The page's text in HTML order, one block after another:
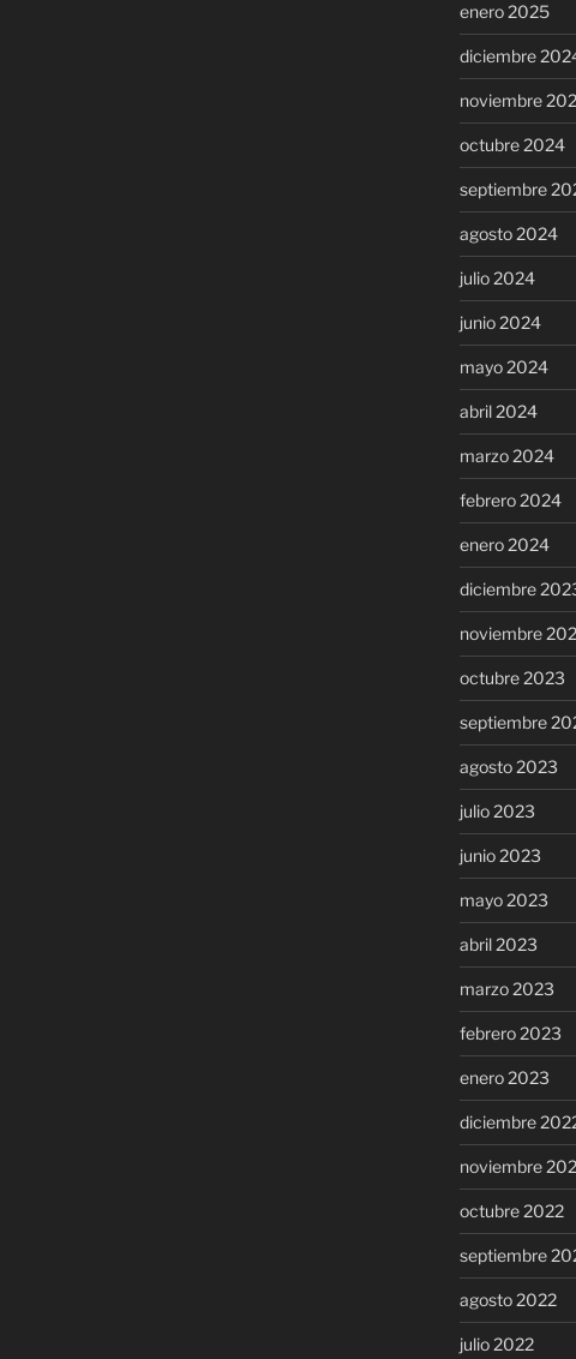
enero 2025
diciembre
noviembre
octubre 2024
septiembre
agosto 2024
julio 2024
junio 2024
mayo 2024
abril 2024
marzo 2024
febrero 2024
enero 2024
diciembre
noviembre
octubre 2023
septiembre
agosto 2023
julio 2023
junio 2023
mayo 2023
abril 2023
marzo 2023
febrero 2023
enero 2023
diciembre
noviembre
octubre 2022
septiembre
agosto 2022
julio 2022